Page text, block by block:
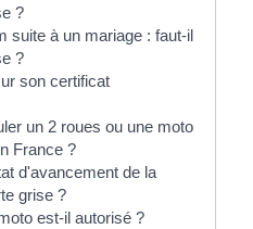
?
suite à un mariage : faut-il
?
son certificat
un 2 roues ou une moto
France ?
d'avancement de la
grise ?
est-il autorisé ?